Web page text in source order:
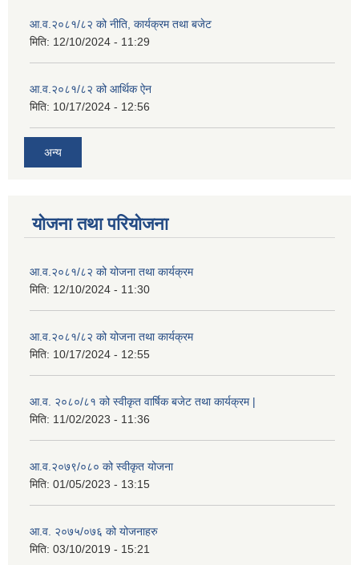
आ.व.२०८१/८२ को नीति, कार्यक्रम तथा बजेट
मिति: 12/10/2024 - 11:29
आ.व.२०८१/८२ को आर्थिक ऐन
मिति: 10/17/2024 - 12:56
अन्य
योजना तथा परियोजना
आ.व.२०८१/८२ को योजना तथा कार्यक्रम
मिति: 12/10/2024 - 11:30
आ.व.२०८१/८२ को योजना तथा कार्यक्रम
मिति: 10/17/2024 - 12:55
आ.व. २०८०/८१ को स्वीकृत वार्षिक बजेट तथा कार्यक्रम |
मिति: 11/02/2023 - 11:36
आ.व.२०७९/०८० को स्वीकृत योजना
मिति: 01/05/2023 - 13:15
आ.व. २०७५/०७६ को योजनाहरु
मिति: 03/10/2019 - 15:21